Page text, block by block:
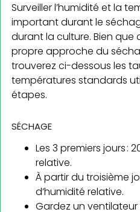
Surveiller l’humidité et la
important durant le
durant la culture. Bien
propre approche du
trouverez ci-dessous les
températures standards
étapes.
SÉCHAGE
Les 3 premiers jours :
relative.
À partir du troisième
d’humidité relative.
Gardez un